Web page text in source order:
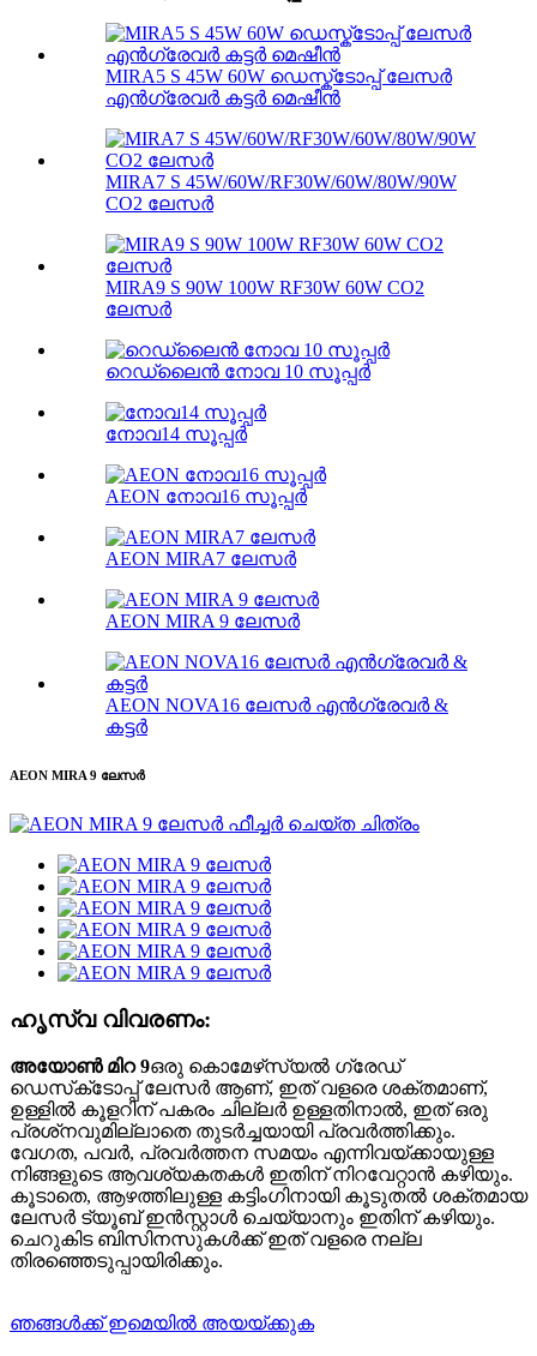
MIRA5 S 45W 60W ഡെസ്ക്ടോപ്പ് ലേസർ
എൻഗ്രേവർ കട്ടർ മെഷീൻ
MIRA7 S 45W/60W/RF30W/60W/80W/90W
CO2 ലേസർ
MIRA9 S 90W 100W RF30W 60W CO2
ലേസർ
റെഡ്‌ലൈൻ നോവ 10 സൂപ്പർ
നോവ14 സൂപ്പർ
AEON നോവ16 സൂപ്പർ
AEON MIRA7 ലേസർ
AEON MIRA 9 ലേസർ
AEON NOVA16 ലേസർ എൻഗ്രേവർ &
കട്ടർ
AEON MIRA 9 ലേസർ
ഹൃസ്വ വിവരണം:
അയോൺ മിറ 9ഒരു കൊമേഴ്‌സ്യൽ ഗ്രേഡ്
ഡെസ്‌ക്‌ടോപ്പ് ലേസർ ആണ്, ഇത് വളരെ ശക്തമാണ്,
ഉള്ളിൽ കൂളറിന് പകരം ചില്ലർ ഉള്ളതിനാൽ, ഇത് ഒരു
പ്രശ്‌നവുമില്ലാതെ തുടർച്ചയായി പ്രവർത്തിക്കും.
വേഗത, പവർ, പ്രവർത്തന സമയം എന്നിവയ്‌ക്കായുള്ള
നിങ്ങളുടെ ആവശ്യകതകൾ ഇതിന് നിറവേറ്റാൻ കഴിയും.
കൂടാതെ, ആഴത്തിലുള്ള കട്ടിംഗിനായി കൂടുതൽ ശക്തമായ
ലേസർ ട്യൂബ് ഇൻസ്റ്റാൾ ചെയ്യാനും ഇതിന് കഴിയും.
ചെറുകിട ബിസിനസുകൾക്ക് ഇത് വളരെ നല്ല
തിരഞ്ഞെടുപ്പായിരിക്കും.
ഞങ്ങൾക്ക് ഇമെയിൽ അയയ്ക്കുക